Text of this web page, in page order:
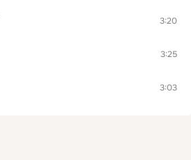
3:20
3:25
3:03